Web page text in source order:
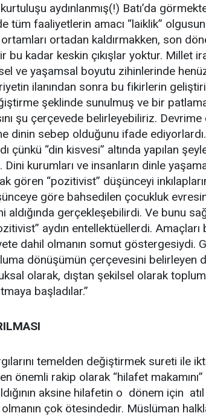
aydınlanmış(!) Batı’da
tüm faaliyetlerin amacı “laiklik”
ortadan kaldırmakken, son
bu kadar keskin çıkışlar yoktur. Millet
ve yaşamsal boyutu zihinlerinde
ilanından sonra bu fikirlerin
şeklinde sunulmuş ve bir
şu çerçevede belirleyebiliriz.
dinin sebep olduğunu ifade
çünkü “din kisvesi” altında yapılan
Dini kurumları ve insanların dinle
gören “pozitivist” düşünceyi
göre bahsedilen çocukluk
aldığında gerçekleşebilirdi. Ve bunu
aydın entellektüellerdi. Amaçları
dahil olmanın somut göstergesiydi.
dönüşümün çerçevesini belirleyen
olarak, dıştan şekilsel olarak
başladılar.”
temelden değiştirmek sureti ile
önemli rakip olarak “hilafet
aksine hilafetin o dönem için
çok ötesindedir. Müslüman